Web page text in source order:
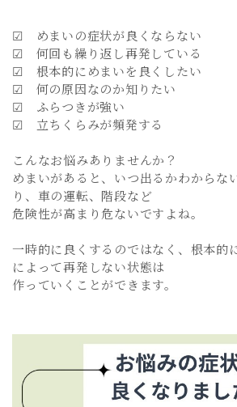
☑ めまいの症状が良くならない
☑ 何回も繰り返し再発している
☑ 根本的にめまいを良くしたい
☑ 何の原因なのか知りたい
☑ ふらつきが強い
☑ 立ちくらみが頻発する
こんなお悩みありませんか？
めまいがあると、いつ出るかわからな
り、車の運転、階段など
危険性が高まり危ないですよね。
一時的に良くするのではなく、根本的
によって再発しない状態は
作っていくことができます。